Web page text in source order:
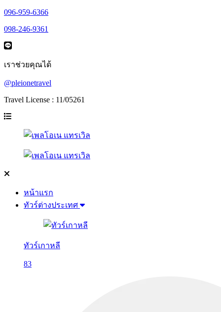
096-959-6366
098-246-9361
เราช่วยคุณได้
@pleionetravel
Travel License : 11/05261
หน้าแรก
ทัวร์ต่างประเทศ
ทัวร์เกาหลี
83